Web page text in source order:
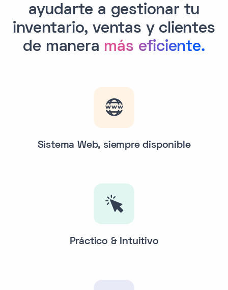
ayudarte a gestionar tu
inventario, ventas y clientes
de manera más eficiente.
Sistema Web, siempre disponible
Práctico & Intuitivo